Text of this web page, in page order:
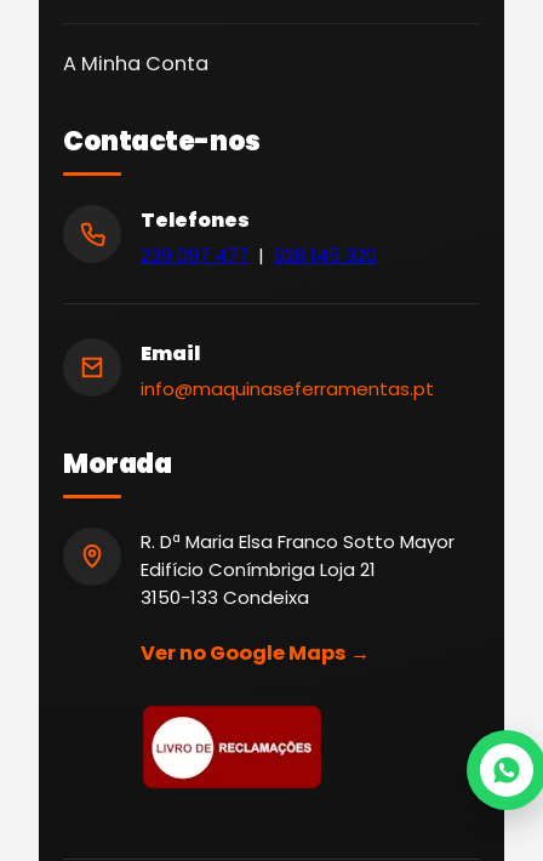
A Minha Conta
Contacte-nos
Telefones
239 097 477 | 928 145 320
Email
info@maquinaseferramentas.pt
Morada
R. Dª Maria Elsa Franco Sotto Mayor
Edifício Conímbriga Loja 21
3150-133 Condeixa
Ver no Google Maps →